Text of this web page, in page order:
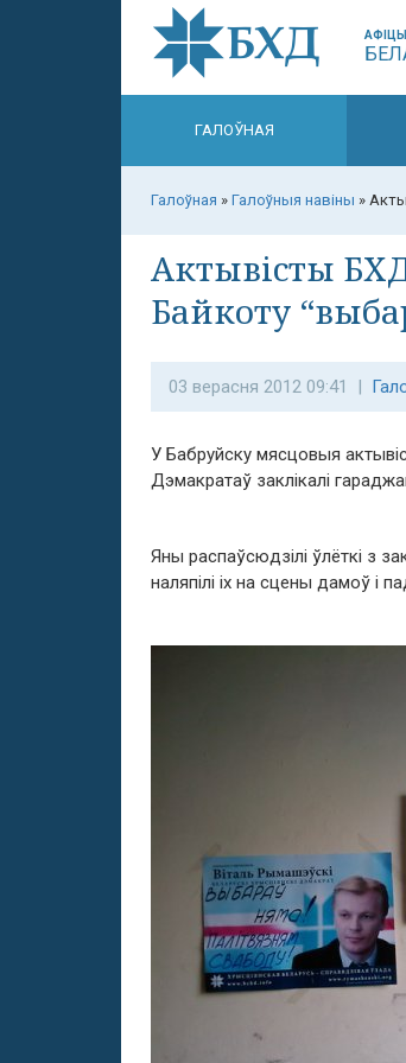
ГАЛОЎНАЯ
Галоўная » Галоўныя навіны »
Актывісты
Байкоту
03 верасня 2012 09:41 |
У Бабруйску мясцовыя
Дэмакратаў заклікалі
Яны распаўсюдзілі ўлёткі з
наляпілі іх на сцены дамоў і